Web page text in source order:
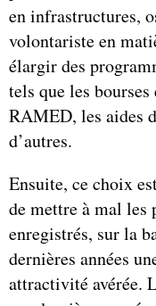
en infrastructures,
volontariste en
élargir des
tels que les
RAMED, les aides
d’autres.
Ensuite, ce choix
de mettre à mal les
enregistrés, sur la
dernières années
attractivité avérée.